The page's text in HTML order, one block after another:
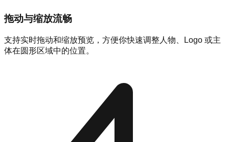
拖动与缩放流畅
支持实时拖动和缩放预览，方便你快速调整人物、Logo 或主
体在圆形区域中的位置。